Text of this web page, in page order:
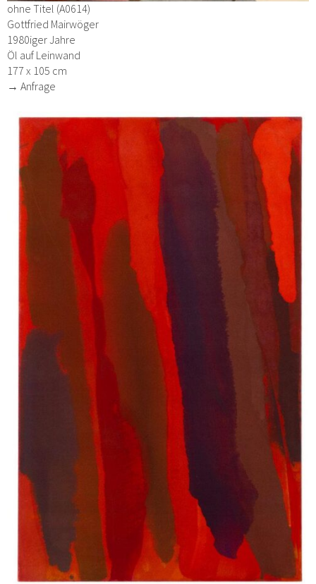
ohne Titel (A0614)
Gottfried Mairwöger
1980iger Jahre
Öl auf Leinwand
177 x 105 cm
→ Anfrage